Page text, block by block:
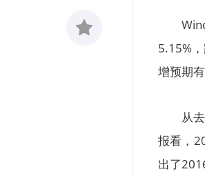
5.15%
增预期有
从
报看，
出了